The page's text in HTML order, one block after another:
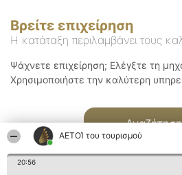
ΑΕΤΟΊ του τουρισμού
20:56
Βρείτε επιχείρηση
Η κατάταξη περιλαμβάνει τους
Ψάχνετε επιχείρηση; Ελέγξτε τη
Χρησιμοποιήστε την καλύτερη
Αναζήτηση